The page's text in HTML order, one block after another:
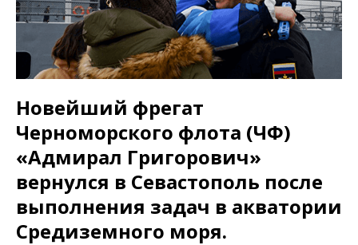
Новейший фрегат
Черноморского флота (ЧФ)
«Адмирал Григорович»
вернулся в Севастополь после
выполнения задач в акватории
Средиземного моря.